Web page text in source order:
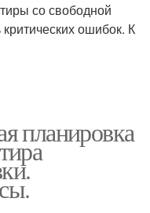
со свободной
ошибок. К
планировка